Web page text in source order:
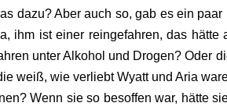
dazu? Aber auch so, gab es ein
ihm ist einer reingefahren, das
unter Alkohol und Drogen? Oder
weiß, wie verliebt Wyatt und Aria
Wenn sie so besoffen war, hätte